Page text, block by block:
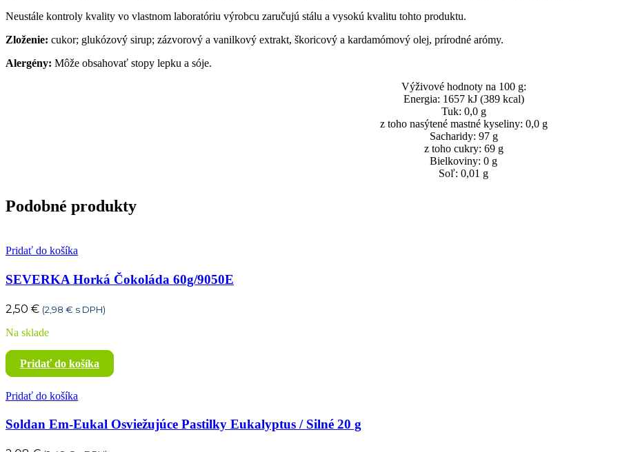
Neustále kontroly kvality vo vlastnom laboratóriu výrobcu zaručujú stálu a vysokú kvalitu tohto produktu.
Zloženie: cukor; glukózový sirup; zázvorový a vanilkový extrakt, škoricový a kardamómový olej, prírodné arómy.
Alergény: Môže obsahovať stopy lepku a sóje.
Výživové hodnoty na 100 g:
Energia: 1657 kJ (389 kcal)
Tuk: 0,0 g
z toho nasýtené mastné kyseliny: 0,0 g
Sacharidy: 97 g
z toho cukry: 69 g
Bielkoviny: 0 g
Soľ: 0,01 g
Podobné produkty
Pridať do košíka
SEVERKA Horká Čokoláda 60g/9050E
2,50 € (2,98 € s DPH)
Na sklade
Pridať do košíka
Pridať do košíka
Soldan Em-Eukal Osviežujúce Pastilky Eukalyptus / Silné 20 g